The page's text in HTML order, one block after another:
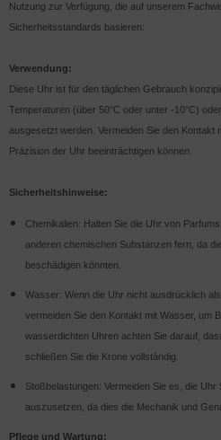
Nutzung zur Verfügung, die auf unserem
Sicherheitsstandards basieren:
Verwendung:
Diese Uhr ist für den täglichen Gebrauch
Temperaturen (über 50°C oder unter -10°C)
ausgesetzt werden. Vermeiden Sie den Kontakt
Präzision der Uhr beeinträchtigen können.
Sicherheitshinweise:
Chemikalien: Halten Sie die Uhr von
anderen chemischen Substanzen fern, da
beschädigen könnten.
Wasser: Wenn die Uhr nicht ausdrücklich
vermeiden Sie den Kontakt mit Wasser, um
wasserdichten Uhren achten Sie darauf,
schließen Sie die Krone vollständig.
Stoßbelastungen: Vermeiden Sie es, die
auszusetzen, da dies die Mechanik und
Pflege und Wartung: